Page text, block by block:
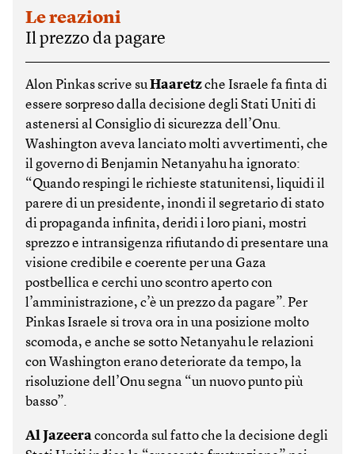
Le reazioni
Il prezzo da pagare
Alon Pinkas scrive suHaaretzche Israele fa finta di
essere sorpreso dalla decisione degli Stati Uniti di
astenersi al Consiglio di sicurezza dell’Onu.
Washington aveva lanciato molti avvertimenti, che
il governo di Benjamin Netanyahu ha ignorato:
“Quando respingi le richieste statunitensi, liquidi il
parere di un presidente, inondi il segretario di stato
di propaganda infinita, deridi i loro piani, mostri
sprezzo e intransigenza rifiutando di presentare una
visione credibile e coerente per una Gaza
postbellica e cerchi uno scontro aperto con
l’amministrazione, c’è un prezzo da pagare”. Per
Pinkas Israele si trova ora in una posizione molto
scomoda, e anche se sotto Netanyahu le relazioni
con Washington erano deteriorate da tempo, la
risoluzione dell’Onu segna “un nuovo punto più
basso”.
Al Jazeeraconcorda sul fatto che la decisione degli